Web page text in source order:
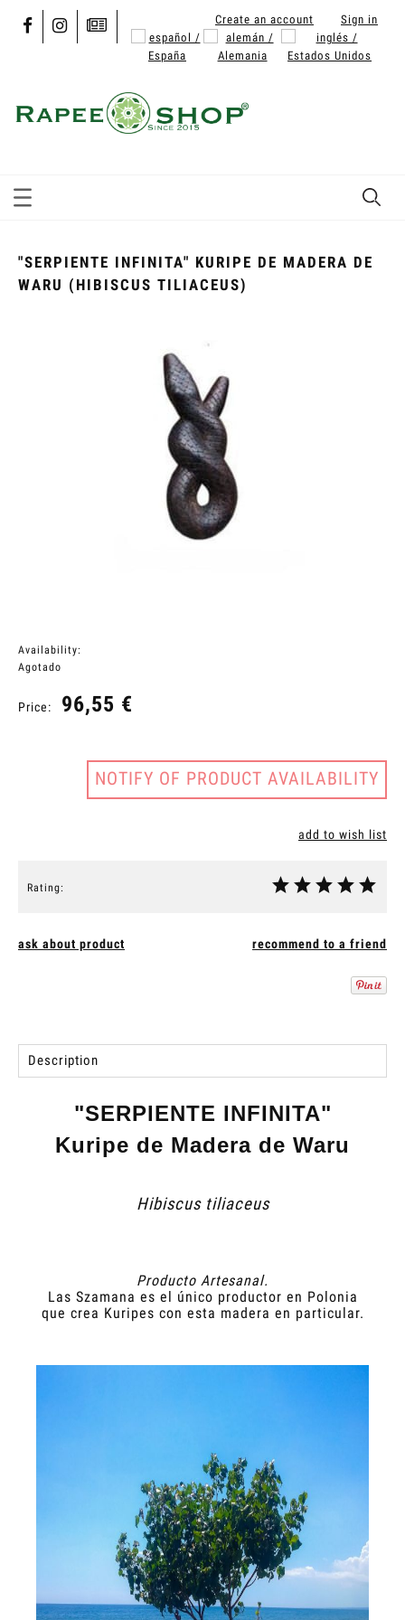
Create an account Sign in
"SERPIENTE INFINITA" KURIPE DE MADERA DE
WARU (HIBISCUS TILIACEUS)
Availability:
Agotado
Price: 96,55 €
NOTIFY OF PRODUCT AVAILABILITY
add to wish list
Rating:
ask about product recommend to a friend
Description
"SERPIENTE INFINITA"
Kuripe de Madera de Waru
Hibiscus tiliaceus
Producto Artesanal.
Las Szamana es el único productor en Polonia
que crea Kuripes con esta madera en particular.